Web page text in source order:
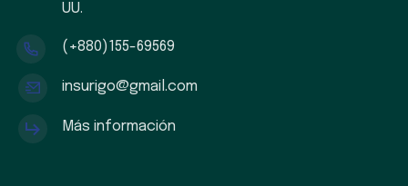
UU.
(+880)155-69569
insurigo@gmail.com
Más información